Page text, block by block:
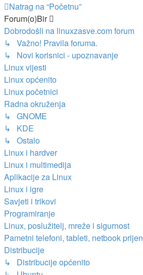
Natrag na “Početnu”
Forum(o)Bir
Dobrodošli na linuxzasve.com forum
↳ Važno! Pravila foruma.
↳ Novi korisnici - upoznavanje
Linux vijesti
Linux općenito
Linux početnici
Radna okruženja
↳ GNOME
↳ KDE
↳ Ostalo
Linux i hardver
Linux i multimedija
Aplikacije za Linux
Linux i igre
Savjeti i trikovi
Programiranje
Linux, poslužitelj, mreže i sigurnost
Pametni telefoni, tableti, netbook
Distribucije
↳ Distribucije općenito